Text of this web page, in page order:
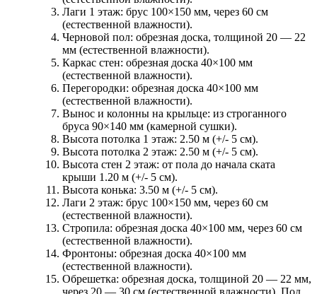
Лаги 1 этаж: брус 100×150 мм, через 60 см
(естественной влажности).
Черновой пол: обрезная доска, толщиной 20 — 22
мм (естественной влажности).
Каркас стен: обрезная доска 40×100 мм
(естественной влажности).
Перегородки: обрезная доска 40×100 мм
(естественной влажности).
Вынос и колонны на крыльце: из строганного
бруса 90×140 мм (камерной сушки).
Высота потолка 1 этаж: 2.50 м (+/- 5 см).
Высота потолка 2 этаж: 2.50 м (+/- 5 см).
Высота стен 2 этаж: от пола до начала ската
крыши 1.20 м (+/- 5 см).
Высота конька: 3.50 м (+/- 5 см).
Лаги 2 этаж: брус 100×150 мм, через 60 см
(естественной влажности).
Стропила: обрезная доска 40×100 мм, через 60 см
(естественной влажности).
Фронтоны: обрезная доска 40×100 мм
(естественной влажности).
Обрешетка: обрезная доска, толщиной 20 — 22 мм,
через 20 — 30 см (естественной влажности). Под